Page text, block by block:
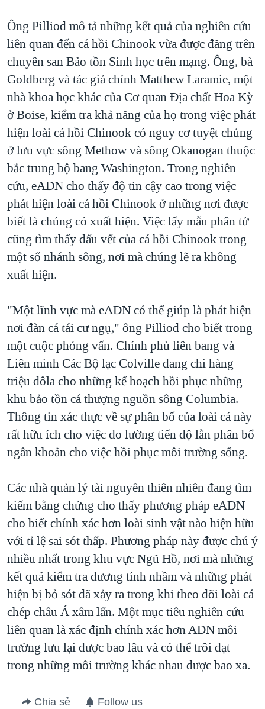
Ông Pilliod mô tả những kết quả của nghiên cứu
liên quan đến cá hồi Chinook vừa được đăng trên
chuyên san Bảo tồn Sinh học trên mạng. Ông, bà
Goldberg và tác giả chính Matthew Laramie, một
nhà khoa học khác của Cơ quan Địa chất Hoa Kỳ
ở Boise, kiểm tra khả năng của họ trong việc phát
hiện loài cá hồi Chinook có nguy cơ tuyệt chủng
ở lưu vực sông Methow và sông Okanogan thuộc
bắc trung bộ bang Washington. Trong nghiên
cứu, eADN cho thấy độ tin cậy cao trong việc
phát hiện loài cá hồi Chinook ở những nơi được
biết là chúng có xuất hiện. Việc lấy mẫu phân tử
cũng tìm thấy dấu vết của cá hồi Chinook trong
một số nhánh sông, nơi mà chúng lẽ ra không
xuất hiện.
"Một lĩnh vực mà eADN có thể giúp là phát hiện
nơi đàn cá tái cư ngụ," ông Pilliod cho biết trong
một cuộc phỏng vấn. Chính phủ liên bang và
Liên minh Các Bộ lạc Colville đang chi hàng
triệu đôla cho những kế hoạch hồi phục những
khu bảo tồn cá thượng nguồn sông Columbia.
Thông tin xác thực về sự phân bố của loài cá này
rất hữu ích cho việc đo lường tiến độ lẫn phân bổ
ngân khoản cho việc hồi phục môi trường sống.
Các nhà quản lý tài nguyên thiên nhiên đang tìm
kiếm bằng chứng cho thấy phương pháp eADN
cho biết chính xác hơn loài sinh vật nào hiện hữu
với tỉ lệ sai sót thấp. Phương pháp này được chú ý
nhiều nhất trong khu vực Ngũ Hồ, nơi mà những
kết quả kiểm tra dương tính nhầm và những phát
hiện bị bỏ sót đã xảy ra trong khi theo dõi loài cá
chép châu Á xâm lấn. Một mục tiêu nghiên cứu
liên quan là xác định chính xác hơn ADN môi
trường lưu lại được bao lâu và có thể trôi dạt
trong những môi trường khác nhau được bao xa.
Chia sẻ Follow us